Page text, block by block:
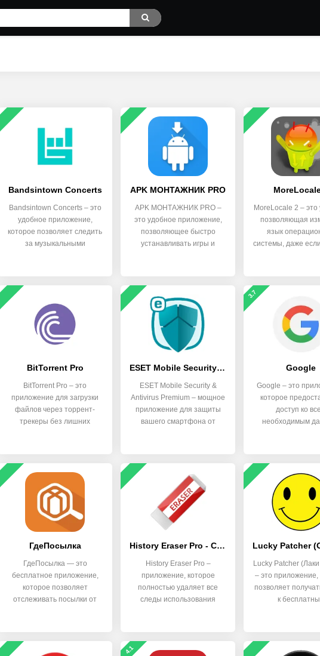
Bandsintown Concerts
Bandsintown Concerts – это
удобное приложение,
которое позволяет следить
за музыкальными
APK МОНТАЖНИК PRO
APK МОНТАЖНИК PRO –
это удобное приложение,
позволяющее быстро
устанавливать игры и
MoreLocale 2 – это
позволяющая
язык
системы, даже
BitTorrent Pro
BitTorrent Pro – это
приложение для загрузки
файлов через торрент-
трекеры без лишних
ESET Mobile Security & Antivirus Premium
ESET Mobile Security &
Antivirus Premium – мощное
приложение для защиты
вашего смартфона от
3.7
Google
Google – это
которое
доступ ко
необходимым
ГдеПосылка
ГдеПосылка — это
бесплатное приложение,
которое позволяет
отслеживать посылки от
History Eraser Pro - Clean up
History Eraser Pro –
приложение, которое
полностью удаляет все
следы использования
Lucky Patcher
– это приложение,
позволяет
к
4.1